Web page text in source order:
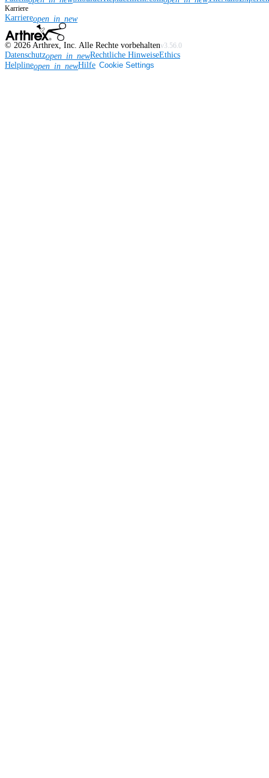
Karriere
Karriereopen_in_new
© 2026 Arthrex, Inc. Alle Rechte vorbehaltenv3.56.0
Datenschutzopen_in_newRechtliche HinweiseEthics
Helplineopen_in_newHilfe Cookie Settings